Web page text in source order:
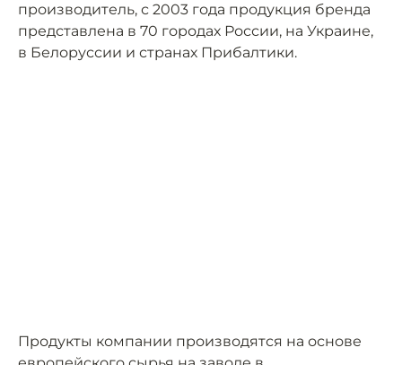
производитель, с 2003 года продукция бренда
представлена в 70 городах России, на Украине,
в Белоруссии и странах Прибалтики.
Продукты компании производятся на основе